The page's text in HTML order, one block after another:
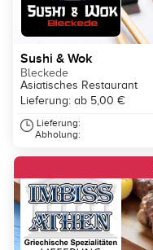
Sushi & Wok
Bleckede
Asiatisches Restaurant
Lieferung: ab 5,00 €
Lieferung:
Abholung: